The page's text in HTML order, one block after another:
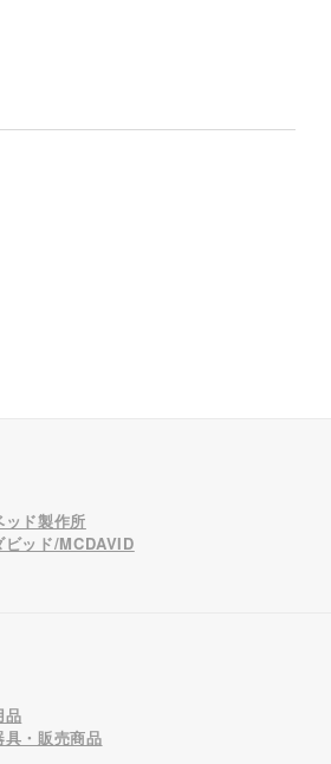
ッド製作所
ビッド/MCDAVID
品
具・販売商品